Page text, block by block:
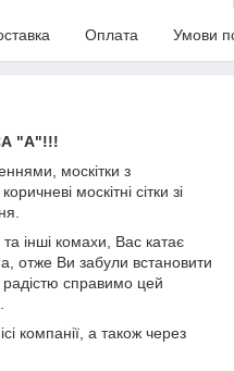
Оплата Умови
"А"!!!
москітки з
москітні сітки зі
інші комахи, Вас катає
отже Ви забули встановити
радістю справимо цей
компанії, а також через